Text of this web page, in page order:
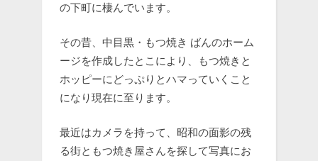
の下町に棲んでいます。
その昔、中目黒・もつ焼き ばんのホーム
ージを作成したとこにより、もつ焼きと
ホッピーにどっぷりとハマっていくこと
になり現在に至ります。
最近はカメラを持って、昭和の面影の残
る街ともつ焼き屋さんを探して写真にお